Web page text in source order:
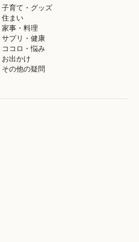
子育て・グッズ
住まい
家事・料理
サプリ・健康
ココロ・悩み
お出かけ
その他の疑問